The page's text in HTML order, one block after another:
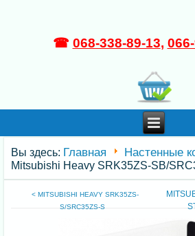
☎ 068-338-89-13,
Вы здесь: Главная Настенные
Mitsubishi Heavy SRK35ZS-SB/
< MITSUBISHI HEAVY SRK35ZS-
S/SRC35ZS-S